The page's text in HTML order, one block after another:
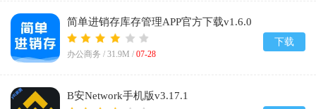
简单进销存库存管理APP官方下载v1.6.0
办公商务 / 31.9M / 07-28
下载
B安Network手机版v3.17.1